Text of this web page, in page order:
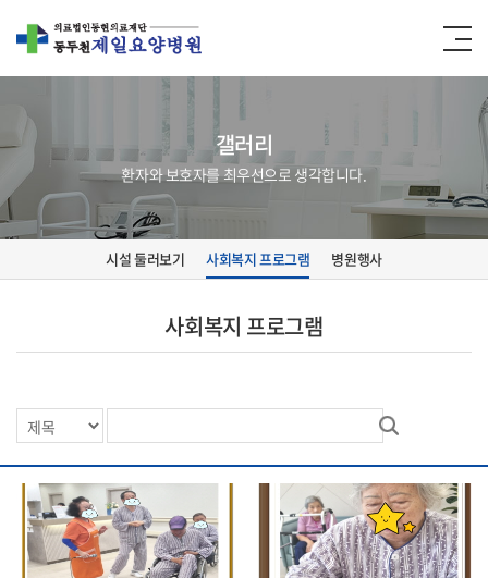
갤러리
환자와 보호자를 최우선으로 생각합니다.
시설 둘러보기 사회복지 프로그램 병원행사
사회복지 프로그램